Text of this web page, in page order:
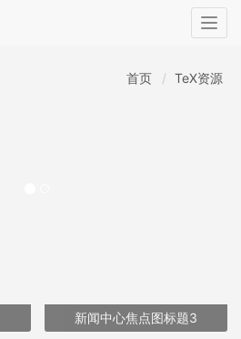
首页 TeX资源
新闻中心焦点图标题3